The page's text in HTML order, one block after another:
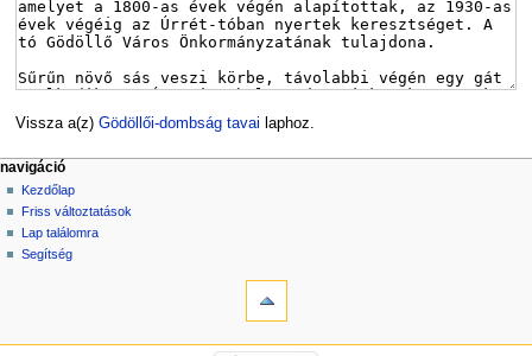
Vissza a(z) Gödöllői-dombság tavai laphoz.
navigáció
Kezdőlap
Friss változtatások
Lap találomra
Segítség